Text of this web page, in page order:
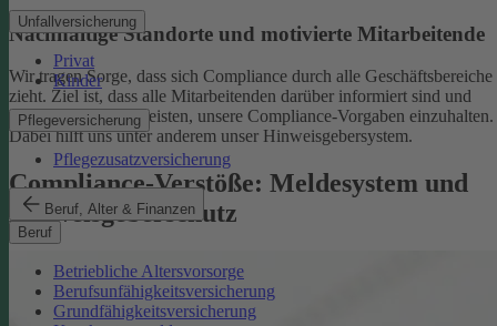
Unfallversicherung
Privat
Kinder
Pflegeversicherung
Pflegezusatzversicherung
Beruf, Alter & Finanzen
Beruf
Betriebliche Altersvorsorge
Berufsunfähigkeitsversicherung
Grundfähigkeitsversicherung
Nachhaltige Standorte und motivierte Mitarbeitende
Wir tragen Sorge, dass sich Compliance durch alle Geschäftsbereiche
zieht. Ziel ist, dass alle Mitarbeitenden darüber informiert sind und
einen Beitrag dazu leisten, unsere Compliance-Vorgaben einzuhalten.
Dabei hilft uns unter anderem unser Hinweisgebersystem.
Compliance-Verstöße: Meldesystem und
Hinweisgeberschutz